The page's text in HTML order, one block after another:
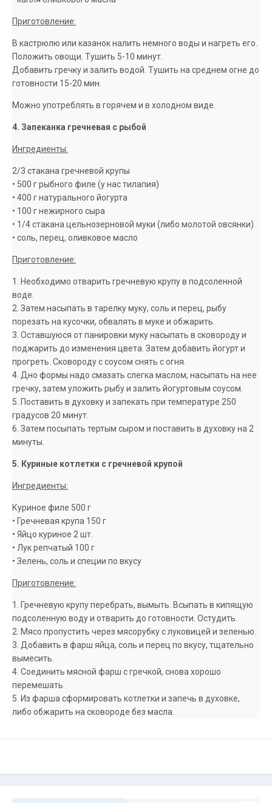
Приготовление:
В кастрюлю или казанок налить немного воды и нагреть его.
Положить овощи. Тушить 5-10 минут.
Добавить гречку и залить водой. Тушить на среднем огне до
готовности 15-20 мин.
Можно употреблять в горячем и в холодном виде.
4. Запеканка гречневая с рыбой
Ингредиенты:
2/3 стакана гречневой крупы
• 500 г рыбного филе (у нас тилапия)
• 400 г натурального йогурта
• 100 г нежирного сыра
• 1/4 стакана цельнозерновой муки (либо молотой овсянки)
• соль, перец, оливковое масло
Приготовление:
1. Необходимо отварить гречневую крупу в подсоленной
воде.
2. Затем насыпать в тарелку муку, соль и перец, рыбу
порезать на кусочки, обвалять в муке и обжарить.
3. Оставшуюся от панировки муку насыпать в сковороду и
поджарить до изменения цвета. Затем добавить йогурт и
прогреть. Сковороду с соусом снять с огня.
4. Дно формы надо смазать слегка маслом, насыпать на нее
гречку, затем уложить рыбу и залить йогуртовым соусом.
5. Поставить в духовку и запекать при температуре 250
градусов 20 минут.
6. Затем посыпать тертым сыром и поставить в духовку на 2
минуты.
5. Куриные котлетки с гречневой крупой
Ингредиенты:
Куриное филе 500 г
• Гречневая крупа 150 г
• Яйцо куриное 2 шт.
• Лук репчатый 100 г
• Зелень, соль и специи по вкусу
Приготовление:
1. Гречневую крупу перебрать, вымыть. Всыпать в кипящую
подсоленную воду и отварить до готовности. Остудить.
2. Мясо пропустить через мясорубку с луковицей и зеленью.
3. Добавить в фарш яйца, соль и перец по вкусу, тщательно
вымесить.
4. Соединить мясной фарш с гречкой, снова хорошо
перемешать.
5. Из фарша сформировать котлетки и запечь в духовке,
либо обжарить на сковороде без масла.